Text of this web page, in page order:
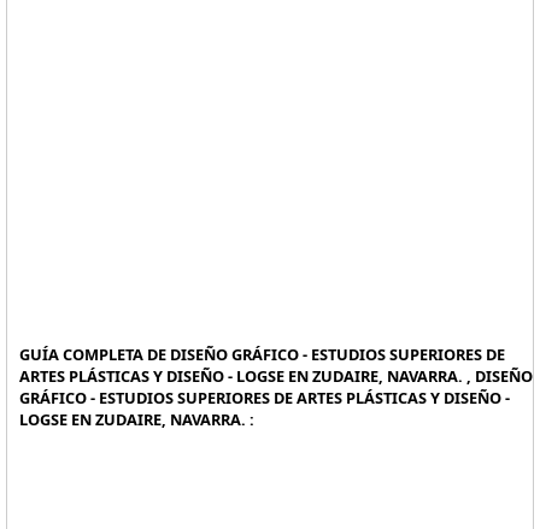
GUÍA COMPLETA DE DISEÑO GRÁFICO - ESTUDIOS SUPERIORES DE
ARTES PLÁSTICAS Y DISEÑO - LOGSE EN ZUDAIRE, NAVARRA. , DISEÑO
GRÁFICO - ESTUDIOS SUPERIORES DE ARTES PLÁSTICAS Y DISEÑO -
LOGSE EN ZUDAIRE, NAVARRA. :